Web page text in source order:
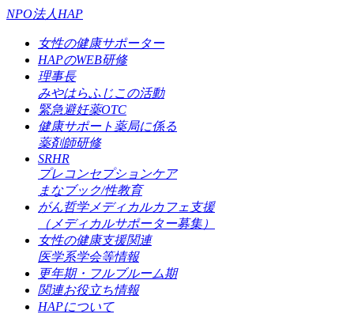
NPO法人HAP
女性の健康サポーター
HAPのWEB研修
理事長
みやはらふじこの活動
緊急避妊薬OTC
健康サポート薬局に係る
薬剤師研修
SRHR
プレコンセプションケア
まなブック/性教育
がん哲学メディカルカフェ支援
（メディカルサポーター募集）
女性の健康支援関連
医学系学会等情報
更年期・フルブルーム期
関連お役立ち情報
HAPについて